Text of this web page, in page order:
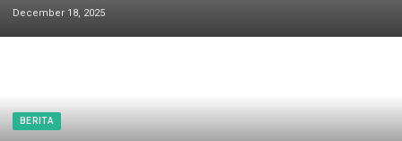
December 18, 2025
BERITA